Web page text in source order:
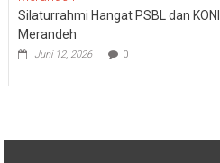
Silaturrahmi Hangat PSBL dan
Merandeh
Juni 12, 2026 0